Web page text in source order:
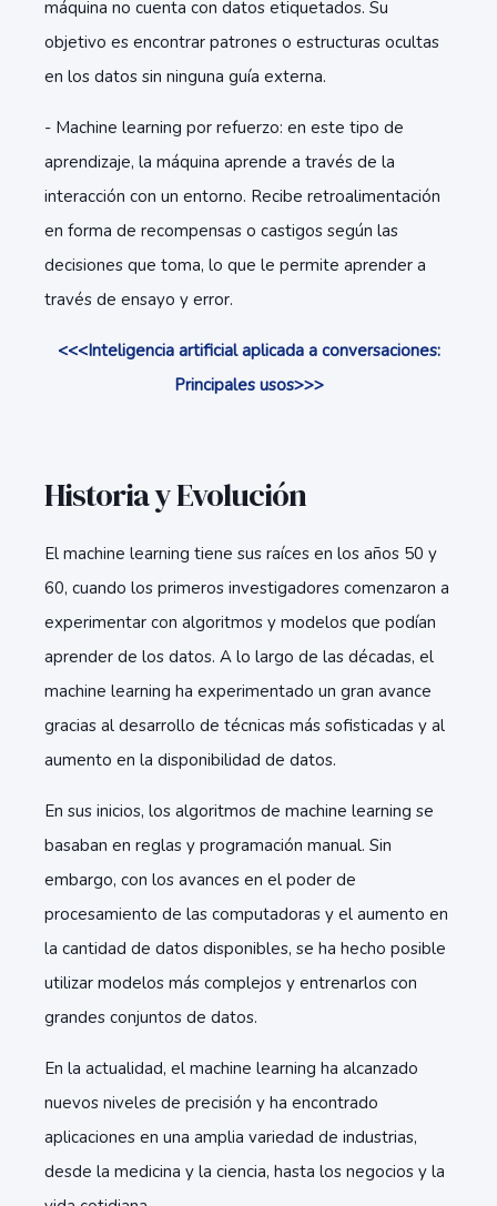
máquina no cuenta con datos etiquetados. Su
objetivo es encontrar patrones o estructuras ocultas
en los datos sin ninguna guía externa.
- Machine learning por refuerzo: en este tipo de
aprendizaje, la máquina aprende a través de la
interacción con un entorno. Recibe retroalimentación
en forma de recompensas o castigos según las
decisiones que toma, lo que le permite aprender a
través de ensayo y error.
<<<Inteligencia artificial aplicada a conversaciones:
Principales usos>>>
Historia y Evolución
El machine learning tiene sus raíces en los años 50 y
60, cuando los primeros investigadores comenzaron a
experimentar con algoritmos y modelos que podían
aprender de los datos. A lo largo de las décadas, el
machine learning ha experimentado un gran avance
gracias al desarrollo de técnicas más sofisticadas y al
aumento en la disponibilidad de datos.
En sus inicios, los algoritmos de machine learning se
basaban en reglas y programación manual. Sin
embargo, con los avances en el poder de
procesamiento de las computadoras y el aumento en
la cantidad de datos disponibles, se ha hecho posible
utilizar modelos más complejos y entrenarlos con
grandes conjuntos de datos.
En la actualidad, el machine learning ha alcanzado
nuevos niveles de precisión y ha encontrado
aplicaciones en una amplia variedad de industrias,
desde la medicina y la ciencia, hasta los negocios y la